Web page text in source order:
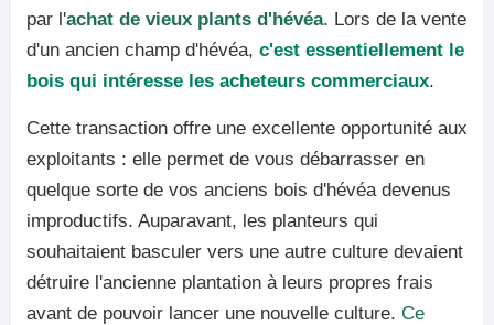
par l'achat de vieux plants d'hévéa. Lors de la vente
d'un ancien champ d'hévéa, c'est essentiellement le
bois qui intéresse les acheteurs commerciaux.
Cette transaction offre une excellente opportunité aux
exploitants : elle permet de vous débarrasser en
quelque sorte de vos anciens bois d'hévéa devenus
improductifs. Auparavant, les planteurs qui
souhaitaient basculer vers une autre culture devaient
détruire l'ancienne plantation à leurs propres frais
avant de pouvoir lancer une nouvelle culture. Ce